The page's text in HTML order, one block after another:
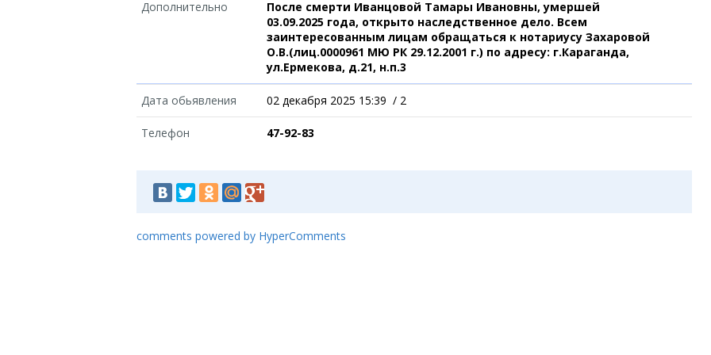
Коллаж недели
Ешкин гороскоп
Организации
Мой участковый
Перекрытие дорог
Медиа
Фото
Сервисы
Дополнительно
После смерти Иванцовой Тамары Ивановны, умершей
03.09.2025 года, открыто наследственное дело. Всем
заинтересованным лицам обращаться к нотариусу Захаровой
О.В.(лиц.0000961 МЮ РК 29.12.2001 г.) по адресу: г.Караганда,
ул.Ермекова, д.21, н.п.3
Дата обьявления 02 декабря 2025 15:39 / 2
Телефон 47-92-83
comments powered by HyperComments